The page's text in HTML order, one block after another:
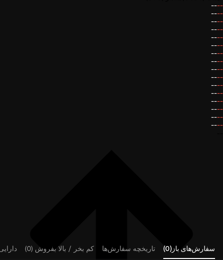
--
--
--
--
--
--
--
--
--
--
--
--
--
--
--
--
--
--
--
--
--
--
--
--
--
--
--
--
--
--
--
--
سفارش‌های باز(0) تاریخچه سفارش‌ها کم بخر / بالا بفروش (0)